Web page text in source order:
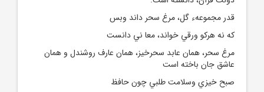
قدر مجموعهء گل، مرغ سحر داند وبس
که نه هرکو ورقي خواند، معا ني دانست
مرغ سحر، همان عابد سحرخيز، همان عارف روشندل و همان
عاشق جان باخته است
صبح خيزي وسلامت طلبي چون حافظ